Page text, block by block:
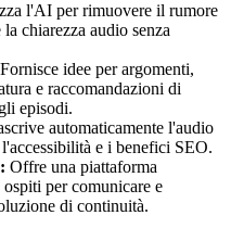
l'AI per rimuovere il rumore
chiarezza audio senza
Fornisce idee per argomenti,
e raccomandazioni di
episodi.
automaticamente l'audio
e i benefici SEO.
Offre una piattaforma
per comunicare e
di continuità.